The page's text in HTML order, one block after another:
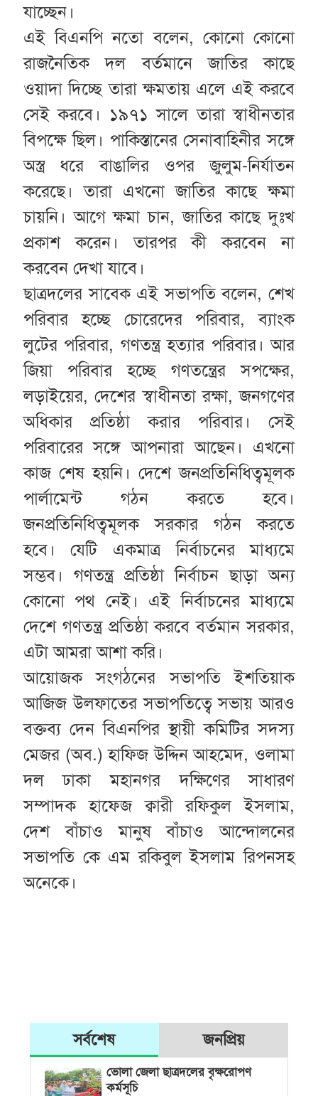
যাচ্ছেন।
এই বিএনপি নতো বলেন, কোনো কোনো
রাজনৈতিক দল বর্তমানে জাতির কাছে
ওয়াদা দিচ্ছে তারা ক্ষমতায় এলে এই করবে
সেই করবে। ১৯৭১ সালে তারা স্বাধীনতার
বিপক্ষে ছিল। পাকিস্তানের সেনাবাহিনীর সঙ্গে
অস্ত্র ধরে বাঙালির ওপর জুলুম-নির্যাতন
করেছে। তারা এখনো জাতির কাছে ক্ষমা
চায়নি। আগে ক্ষমা চান, জাতির কাছে দুঃখ
প্রকাশ করেন। তারপর কী করবেন না
করবেন দেখা যাবে।
ছাত্রদলের সাবেক এই সভাপতি বলেন, শেখ
পরিবার হচ্ছে চোরেদের পরিবার, ব্যাংক
লুটের পরিবার, গণতন্ত্র হত্যার পরিবার। আর
জিয়া পরিবার হচ্ছে গণতন্ত্রের সপক্ষের,
লড়াইয়ের, দেশের স্বাধীনতা রক্ষা, জনগণের
অধিকার প্রতিষ্ঠা করার পরিবার। সেই
পরিবারের সঙ্গে আপনারা আছেন। এখনো
কাজ শেষ হয়নি। দেশে জনপ্রতিনিধিত্বমূলক
পার্লামেন্ট গঠন করতে হবে।
জনপ্রতিনিধিত্বমূলক সরকার গঠন করতে
হবে। যেটি একমাত্র নির্বাচনের মাধ্যমে
সম্ভব। গণতন্ত্র প্রতিষ্ঠা নির্বাচন ছাড়া অন্য
কোনো পথ নেই। এই নির্বাচনের মাধ্যমে
দেশে গণতন্ত্র প্রতিষ্ঠা করবে বর্তমান সরকার,
এটা আমরা আশা করি।
আয়োজক সংগঠনের সভাপতি ইশতিয়াক
আজিজ উলফাতের সভাপতিত্বে সভায় আরও
বক্তব্য দেন বিএনপির স্থায়ী কমিটির সদস্য
মেজর (অব.) হাফিজ উদ্দিন আহমেদ, ওলামা
দল ঢাকা মহানগর দক্ষিণের সাধারণ
সম্পাদক হাফেজ ক্বারী রফিকুল ইসলাম,
দেশ বাঁচাও মানুষ বাঁচাও আন্দোলনের
সভাপতি কে এম রকিবুল ইসলাম রিপনসহ
অনেকে।
সর্বশেষ জনপ্রিয়
ভোলা জেলা ছাত্রদলের বৃক্ষরোপণ
কর্মসূচি